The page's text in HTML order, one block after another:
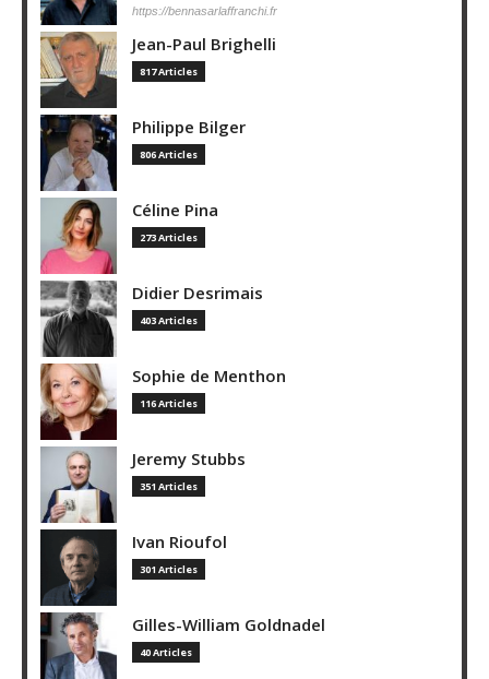
https://bennasarlaffranchi.fr
Jean-Paul Brighelli
817 Articles
Philippe Bilger
806 Articles
Céline Pina
273 Articles
Didier Desrimais
403 Articles
Sophie de Menthon
116 Articles
Jeremy Stubbs
351 Articles
Ivan Rioufol
301 Articles
Gilles-William Goldnadel
40 Articles